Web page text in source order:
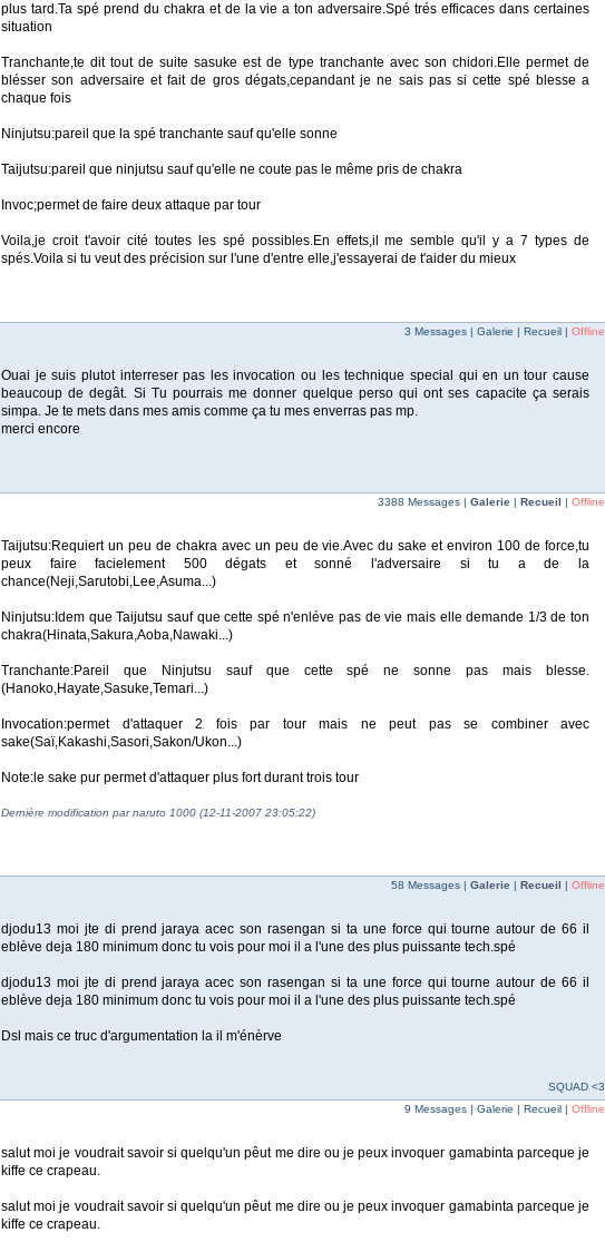
plus tard.Ta spé prend du chakra et de la vie a ton adversaire.Spé trés efficaces dans certaines
situation
Tranchante,te dit tout de suite sasuke est de type tranchante avec son chidori.Elle permet de
blésser son adversaire et fait de gros dégats,cepandant je ne sais pas si cette spé blesse a
chaque fois
Ninjutsu:pareil que la spé tranchante sauf qu'elle sonne
Taijutsu:pareil que ninjutsu sauf qu'elle ne coute pas le même pris de chakra
Invoc;permet de faire deux attaque par tour
Voila,je croit t'avoir cité toutes les spé possibles.En effets,il me semble qu'il y a 7 types de
spés.Voila si tu veut des précision sur l'une d'entre elle,j'essayerai de t'aider du mieux
3 Messages | Galerie | Recueil | Offline
Ouai je suis plutot interreser pas les invocation ou les technique special qui en un tour cause
beaucoup de degât. Si Tu pourrais me donner quelque perso qui ont ses capacite ça serais
simpa. Je te mets dans mes amis comme ça tu mes enverras pas mp.
merci encore
3388 Messages | Galerie | Recueil | Offline
Taijutsu:Requiert un peu de chakra avec un peu de vie.Avec du sake et environ 100 de force,tu
peux faire facielement 500 dégats et sonné l'adversaire si tu a de la
chance(Neji,Sarutobi,Lee,Asuma...)
Ninjutsu:Idem que Taijutsu sauf que cette spé n'enléve pas de vie mais elle demande 1/3 de ton
chakra(Hinata,Sakura,Aoba,Nawaki...)
Tranchante:Pareil que Ninjutsu sauf que cette spé ne sonne pas mais blesse.
(Hanoko,Hayate,Sasuke,Temari...)
Invocation:permet d'attaquer 2 fois par tour mais ne peut pas se combiner avec
sake(Saï,Kakashi,Sasori,Sakon/Ukon...)
Note:le sake pur permet d'attaquer plus fort durant trois tour
Dernière modification par naruto 1000 (12-11-2007 23:05:22)
58 Messages | Galerie | Recueil | Offline
djodu13 moi jte di prend jaraya acec son rasengan si ta une force qui tourne autour de 66 il
eblève deja 180 minimum donc tu vois pour moi il a l'une des plus puissante tech.spé
djodu13 moi jte di prend jaraya acec son rasengan si ta une force qui tourne autour de 66 il
eblève deja 180 minimum donc tu vois pour moi il a l'une des plus puissante tech.spé
Dsl mais ce truc d'argumentation la il m'énèrve
SQUAD <3
9 Messages | Galerie | Recueil | Offline
salut moi je voudrait savoir si quelqu'un pêut me dire ou je peux invoquer gamabinta parceque je
kiffe ce crapeau.
salut moi je voudrait savoir si quelqu'un pêut me dire ou je peux invoquer gamabinta parceque je
kiffe ce crapeau.